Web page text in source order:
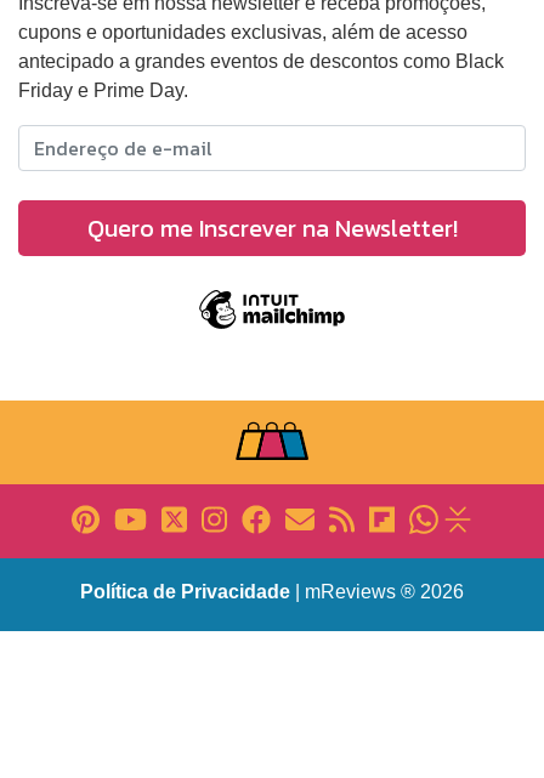
cupons e oportunidades exclusivas, além de acesso
antecipado a grandes eventos de descontos como Black
Friday e Prime Day.
Política de Privacidade | mReviews ® 2026